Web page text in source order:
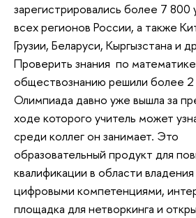
зарегистрировались более 7 800
всех регионов России, а также
Грузии, Беларуси, Кыргызстана и
Проверить знания по
обществознанию решили более 2
Олимпиада давно уже вышла за
ходе которого учитель может
среди коллег он занимает. Это
образовательный продукт для
квалификации в области
цифровыми компетенциями,
площадка для нетворкинга и